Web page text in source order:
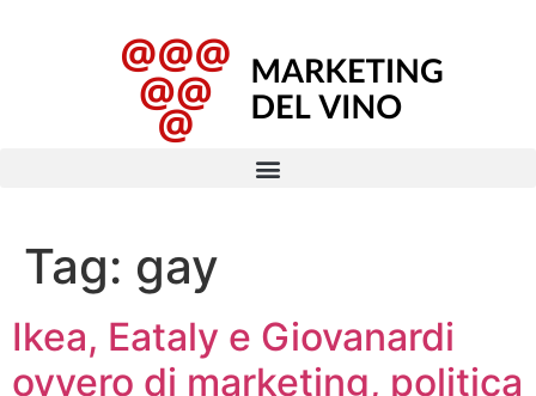
Tag: gay
Ikea, Eataly e Giovanardi
ovvero di marketing, politica